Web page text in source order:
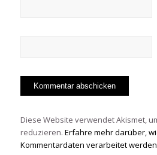
Diese Website verwendet Akismet,
reduzieren. Erfahre mehr darüber,
Kommentardaten verarbeitet werden